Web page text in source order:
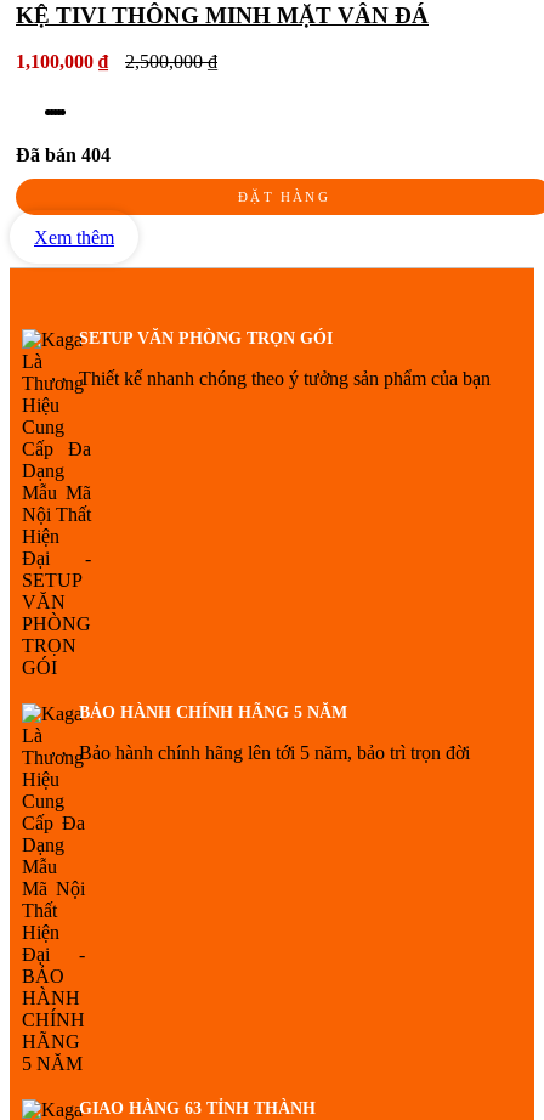
KỆ TIVI THÔNG MINH MẶT VÂN ĐÁ
1,100,000 ₫ 2,500,000 ₫
Đã bán 404
ĐẶT HÀNG
Xem thêm
SETUP VĂN PHÒNG TRỌN GÓI
Thiết kế nhanh chóng theo ý tưởng sản phẩm của bạn
BẢO HÀNH CHÍNH HÃNG 5 NĂM
Bảo hành chính hãng lên tới 5 năm, bảo trì trọn đời
GIAO HÀNG 63 TỈNH THÀNH